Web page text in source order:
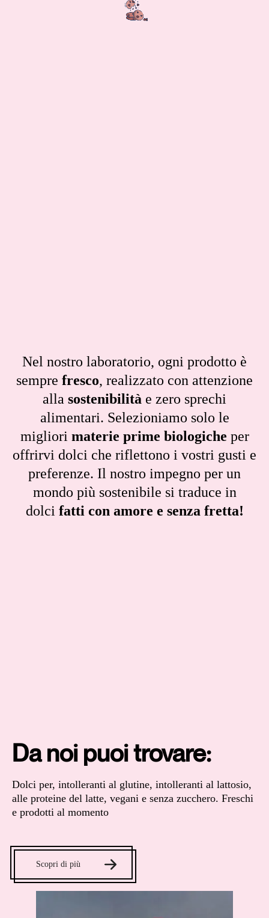
Nel nostro laboratorio, ogni prodotto è
sempre fresco, realizzato con attenzione
alla sostenibilità e zero sprechi
alimentari. Selezioniamo solo le
migliori materie prime biologiche per
offrirvi dolci che riflettono i vostri gusti e
preferenze. Il nostro impegno per un
mondo più sostenibile si traduce in
dolci fatti con amore e senza fretta!
Da noi puoi trovare:
Dolci per, intolleranti al glutine, intolleranti al lattosio,
alle proteine del latte, vegani e senza zucchero. Freschi
e prodotti al momento
Scopri di più